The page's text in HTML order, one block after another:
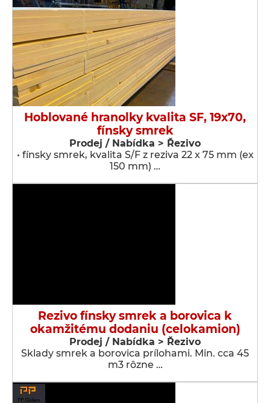
Hoblované hranolky kvalita SF, 19x70,
fínsky smrek
Prodej / Nabídka > Řezivo
• fínsky smrek, kvalita S/F z reziva 22 x 75 mm (ex
150 mm) …
Rezivo fínsky smrek a borovica k
okamžitému dodaniu (celokamion)
Prodej / Nabídka > Řezivo
Sklady smrek a borovica prílohami. Min. cca 45
m3 rôzne …